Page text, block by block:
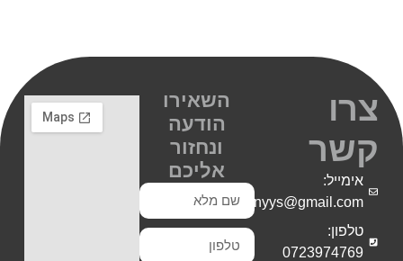
צרו
קשר
אימייל:
Shiranyys@gmail.com
טלפון:
0723974769
השאירו
הודעה
ונחזור
אליכם